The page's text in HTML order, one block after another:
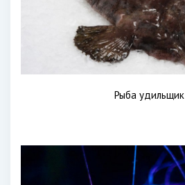
Рыба удильщик